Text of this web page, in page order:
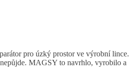
pro úzký prostor ve výrobní lince.
MAGSY to navrhlo, vyrobilo a